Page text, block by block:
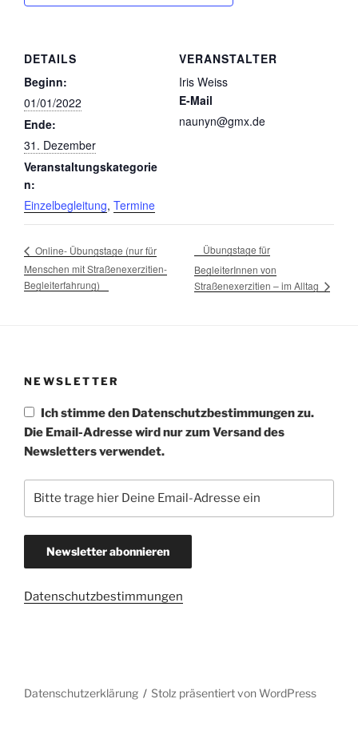
DETAILS
Beginn:
01/01/2022
Ende:
31. Dezember
Veranstaltungskategorie
n:
Einzelbegleitung, Termine
VERANSTALTER
Iris Weiss
E-Mail
naunyn@gmx.de
Online- Übungstage (nur für
Menschen mit Straßenexerzitien-
Begleiterfahrung)
Übungstage für
BegleiterInnen von
Straßenexerzitien – im Alltag
NEWSLETTER
Ich stimme den Datenschutzbestimmungen zu.
Die Email-Adresse wird nur zum Versand des
Newsletters verwendet.
Datenschutzbestimmungen
Datenschutzerklärung Stolz präsentiert von WordPress